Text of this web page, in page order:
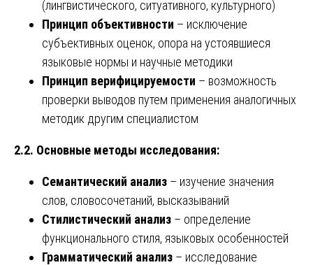
(лингвистического, ситуативного, культурного)
Принцип объективности – исключение
субъективных оценок, опора на устоявшиеся
языковые нормы и научные методики
Принцип верифицируемости – возможность
проверки выводов путем применения аналогичных
методик другим специалистом
2.2. Основные методы исследования:
Семантический анализ – изучение значения
слов, словосочетаний, высказываний
Стилистический анализ – определение
функционального стиля, языковых особенностей
Грамматический анализ – исследование